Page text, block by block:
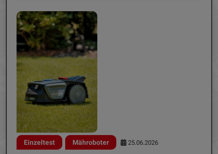
Einzeltest Mähroboter 25.06.2026